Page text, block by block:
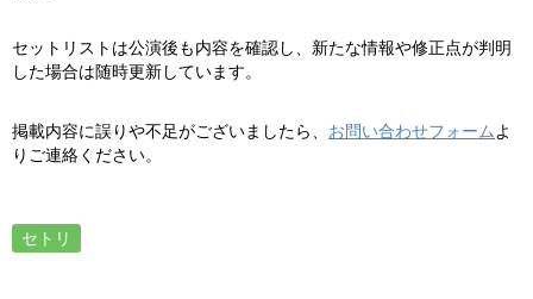
セットリストは公演後も内容を確認し、新たな情報や修正点が判明
した場合は随時更新しています。
掲載内容に誤りや不足がございましたら、 お問い合わせフォームよ
りご連絡ください。
セトリ